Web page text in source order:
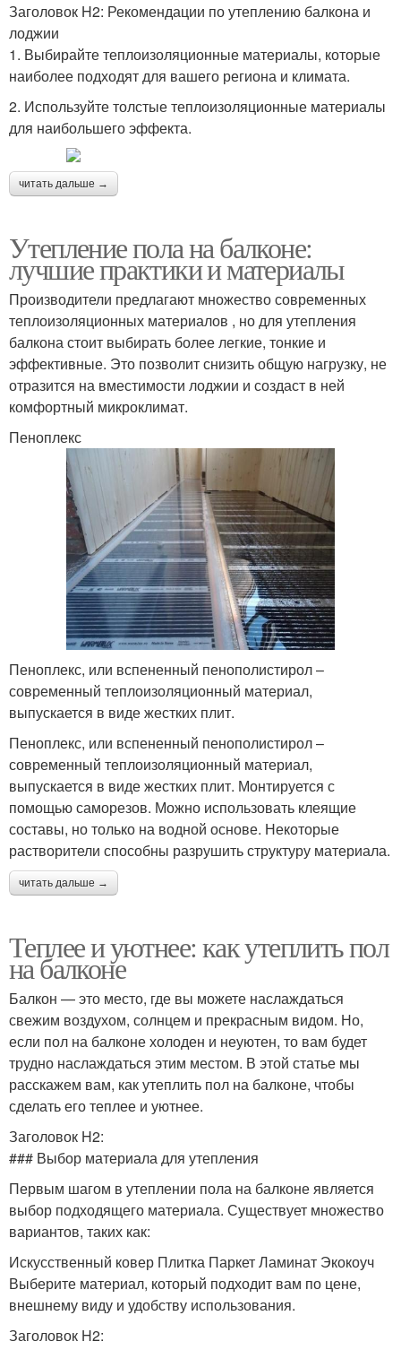
Заголовок H2: Рекомендации по утеплению балкона и
лоджии
1. Выбирайте теплоизоляционные материалы, которые
наиболее подходят для вашего региона и климата.
2. Используйте толстые теплоизоляционные материалы
для наибольшего эффекта.
читать дальше →
Утепление пола на балконе:
лучшие практики и материалы
Производители предлагают множество современных
теплоизоляционных материалов , но для утепления
балкона стоит выбирать более легкие, тонкие и
эффективные. Это позволит снизить общую нагрузку, не
отразится на вместимости лоджии и создаст в ней
комфортный микроклимат.
Пеноплекс
Пеноплекс, или вспененный пенополистирол –
современный теплоизоляционный материал,
выпускается в виде жестких плит.
Пеноплекс, или вспененный пенополистирол –
современный теплоизоляционный материал,
выпускается в виде жестких плит. Монтируется с
помощью саморезов. Можно использовать клеящие
составы, но только на водной основе. Некоторые
растворители способны разрушить структуру материала.
читать дальше →
Теплее и уютнее: как утеплить пол
на балконе
Балкон — это место, где вы можете наслаждаться
свежим воздухом, солнцем и прекрасным видом. Но,
если пол на балконе холоден и неуютен, то вам будет
трудно наслаждаться этим местом. В этой статье мы
расскажем вам, как утеплить пол на балконе, чтобы
сделать его теплее и уютнее.
Заголовок H2:
### Выбор материала для утепления
Первым шагом в утеплении пола на балконе является
выбор подходящего материала. Существует множество
вариантов, таких как:
Искусственный ковер Плитка Паркет Ламинат Экокоуч
Выберите материал, который подходит вам по цене,
внешнему виду и удобству использования.
Заголовок H2: